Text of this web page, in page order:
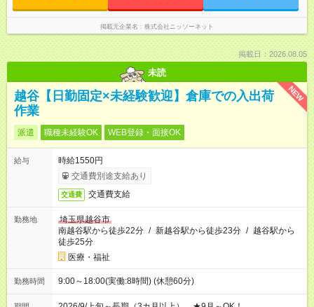
掲載元企業名 株式会社ニッソーネット
掲載日：2026.08.05
未読
NEW
越谷【日勤固定×未経験歓迎】倉庫での入出荷
作業
派遣 職種未経験OK WEB登録・面接OK
給与
時給1550円
交通費別途支給あり
交通費 交通費支給
勤務地
埼玉県越谷市
南越谷駅から徒歩22分 / 新越谷駅から徒歩23分 / 越谷駅から
徒歩25分
医療・福祉
勤務時間 9:00～18:00(実働:8時間) (休憩60分)